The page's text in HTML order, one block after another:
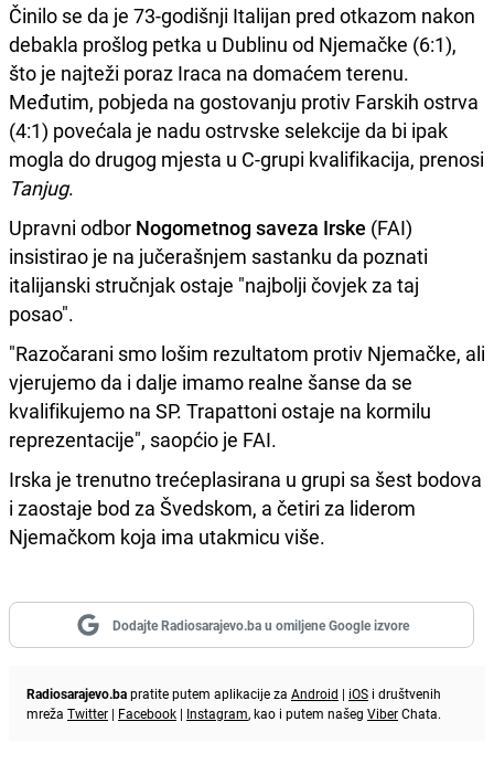
Činilo se da je 73-godišnji Italijan pred otkazom nakon
debakla prošlog petka u Dublinu od Njemačke (6:1),
što je najteži poraz Iraca na domaćem terenu.
Međutim, pobjeda na gostovanju protiv Farskih ostrva
(4:1) povećala je nadu ostrvske selekcije da bi ipak
mogla do drugog mjesta u C-grupi kvalifikacija, prenosi
Tanjug.
Upravni odbor Nogometnog saveza Irske (FAI)
insistirao je na jučerašnjem sastanku da poznati
italijanski stručnjak ostaje "najbolji čovjek za taj
posao".
"Razočarani smo lošim rezultatom protiv Njemačke, ali
vjerujemo da i dalje imamo realne šanse da se
kvalifikujemo na SP. Trapattoni ostaje na kormilu
reprezentacije", saopćio je FAI.
Irska je trenutno trećeplasirana u grupi sa šest bodova
i zaostaje bod za Švedskom, a četiri za liderom
Njemačkom koja ima utakmicu više.
Dodajte Radiosarajevo.ba u omiljene Google izvore
Radiosarajevo.bapratite putem aplikacije za Android | iOS i društvenih
mreža Twitter | Facebook | Instagram, kao i putem našeg ViberChata.